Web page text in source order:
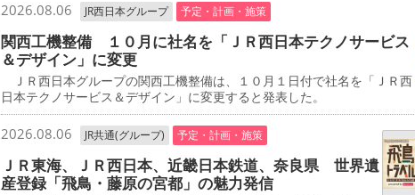
2026.08.06 JR西日本グループ 予定・計画・施策
関西工機整備 １０月に社名を「ＪＲ西日本テクノサービス
＆デザイン」に変更
ＪＲ西日本グループの関西工機整備は、１０月１日付で社名を「ＪＲ西
日本テクノサービス＆デザイン」に変更すると発表した。
2026.08.06 JR共通(グループ) 予定・計画・施策
ＪＲ東海、ＪＲ西日本、近畿日本鉄道、奈良県 世界遺
産登録「飛鳥・藤原の宮都」の魅力発信